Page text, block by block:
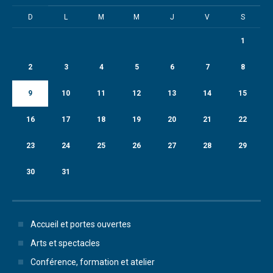
D L M M J V S
1
2 3 4 5 6 7 8
9 10 11 12 13 14 15
16 17 18 19 20 21 22
23 24 25 26 27 28 29
30 31
Accueil et portes ouvertes
Arts et spectacles
Conférence, formation et atelier